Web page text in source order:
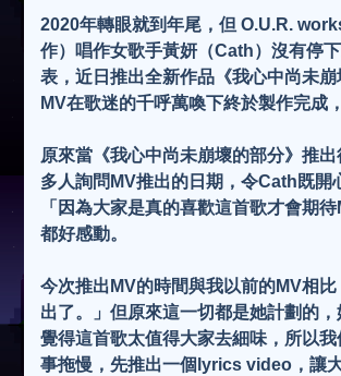
2020年轉眼就到年尾，但 O.U.R.
作）唱作女歌手黃妍（Cath）沒有停
表，近日推出全新作品《我心中尚未崩
MV在歌迷的千呼萬喚下終於製作完成
原來當《我心中尚未崩壞的部分》推
多人詢問MV推出的日期，令Cath既開
「因為大家是真的喜歡這首歌才會期
都好感動。
今次推出MV的時間與我以前的MV相
出了。」但原來這一切都是她計劃的
覺得這首歌太值得大家去細味，所以
事拖慢，先推出一個lyrics video，讓